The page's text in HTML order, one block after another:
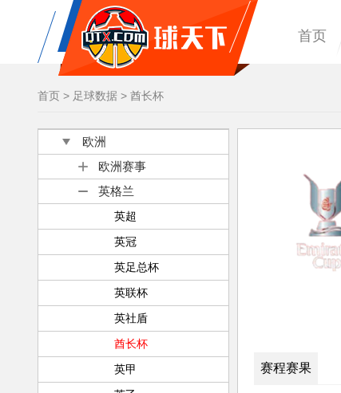
首页
首页 > 足球数据 > 酋长杯
欧洲
欧洲赛事
英格兰
英超
英冠
英足总杯
英联杯
英社盾
酋长杯
英甲
赛程赛果